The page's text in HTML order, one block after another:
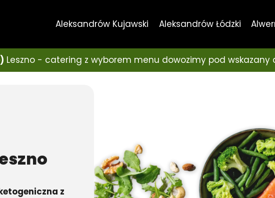
Aleksandrów Kujawski Aleksandrów Łódzki
Leszno - catering z wyborem menu dowozimy pod wskazany
z